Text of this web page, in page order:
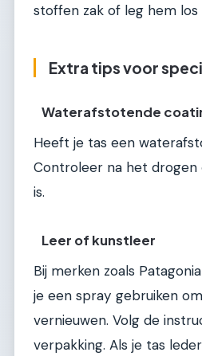
stoffen zak of leg hem los
Extra tips voor
Waterafstotende
Heeft je tas een
Controleer na het
is.
Leer of kunstleer
Bij merken zoals
je een spray gebruiken
vernieuwen. Volg de
verpakking. Als je tas